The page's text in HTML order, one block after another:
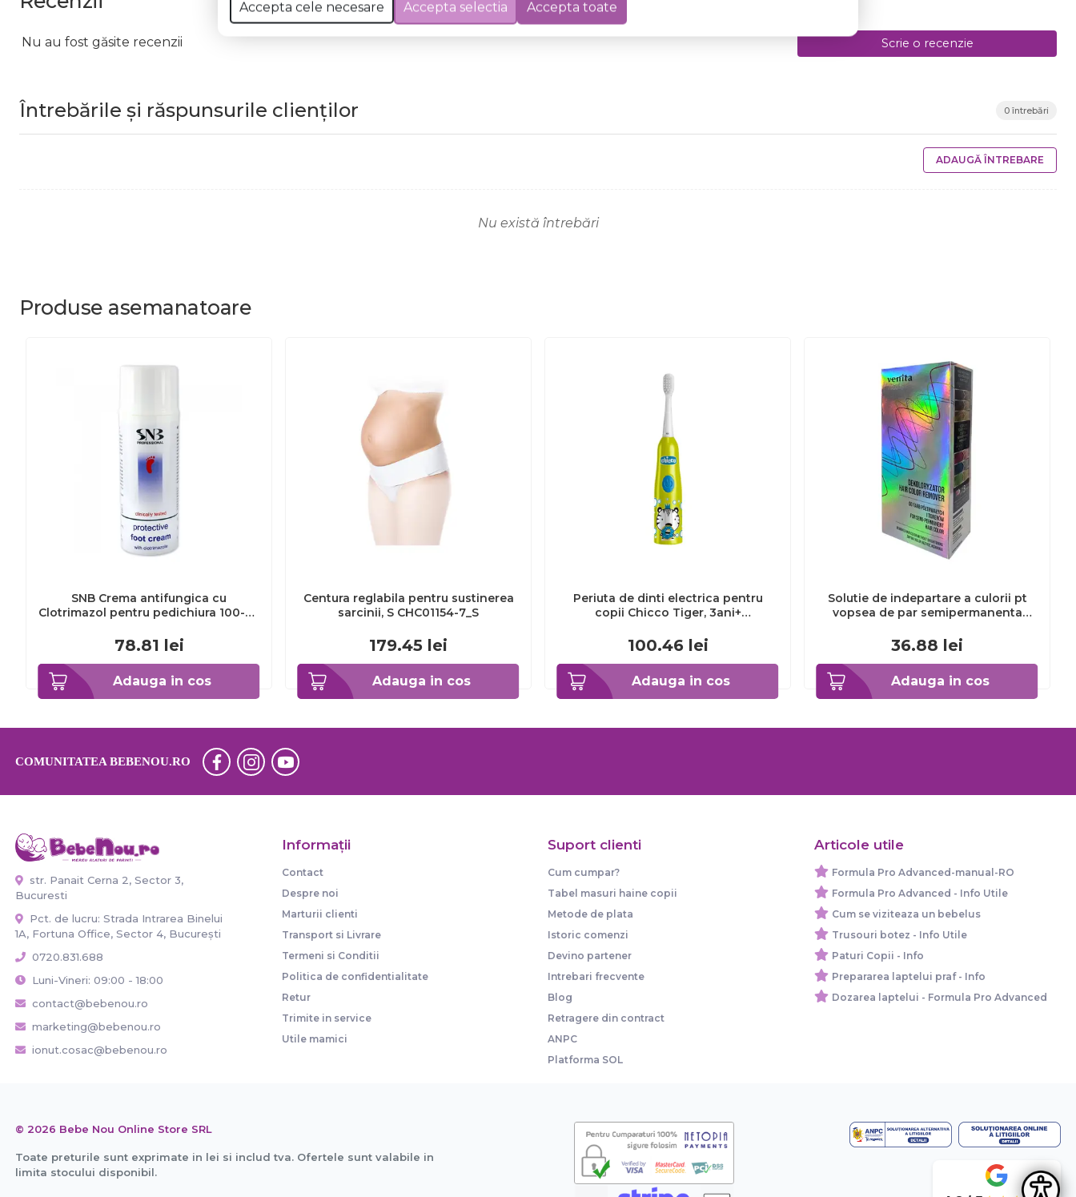
Nu au fost găsite recenzii Scrie o recenzie
Întrebările și răspunsurile clienților 0 întrebări
ADAUGĂ ÎNTREBARE
Nu există întrebări
Produse asemanatoare
Adauga in cos
SNB Crema antifungica cu
Clotrimazol pentru pedichiura 100-ml
78.81 lei
Adauga in cos
Centura reglabila pentru sustinerea
sarcinii, S CHC01154-7_S
179.45 lei
Adauga in cos
Periuta de dinti electrica pentru
copii Chicco Tiger, 3ani+
100.46 lei
Adauga in cos
Solutie de indepartare a culorii pt
vopsea de par semipermanenta
ml
36.88 lei
COMUNITATEA BEBENOU.RO
str. Panait Cerna 2, Sector 3,
Bucuresti
Pct. de lucru: Strada Intrarea Binelui
1A, Fortuna Office, Sector 4, București
0720.831.688
Luni-Vineri: 09:00 - 18:00
contact@bebenou.ro
marketing@bebenou.ro
ionut.cosac@bebenou.ro
Informaţii
Contact
Despre noi
Marturii clienti
Transport si Livrare
Termeni si Conditii
Politica de confidentialitate
Retur
Trimite in service
Utile mamici
Suport clienti
Cum cumpar?
Tabel masuri haine copii
Metode de plata
Istoric comenzi
Devino partener
Intrebari frecvente
Blog
Retragere din contract
ANPC
Platforma SOL
Articole utile
Formula Pro Advanced-manual-RO
Formula Pro Advanced - Info Utile
Cum se viziteaza un bebelus
Trusouri botez - Info Utile
Paturi Copii - Info
Prepararea laptelui praf - Info
Dozarea laptelui - Formula Pro Advanced
© 2026 Bebe Nou Online Store SRL
Toate preturile sunt exprimate in lei si includ tva. Ofertele sunt valabile in
limita stocului disponibil.
Accepta cele necesare Accepta selectia Accepta toate